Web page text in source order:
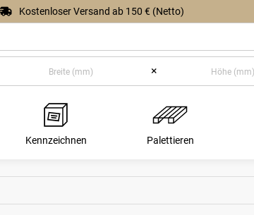
Kostenloser Versand ab 150 € (Netto)
×
Kennzeichnen Palettieren